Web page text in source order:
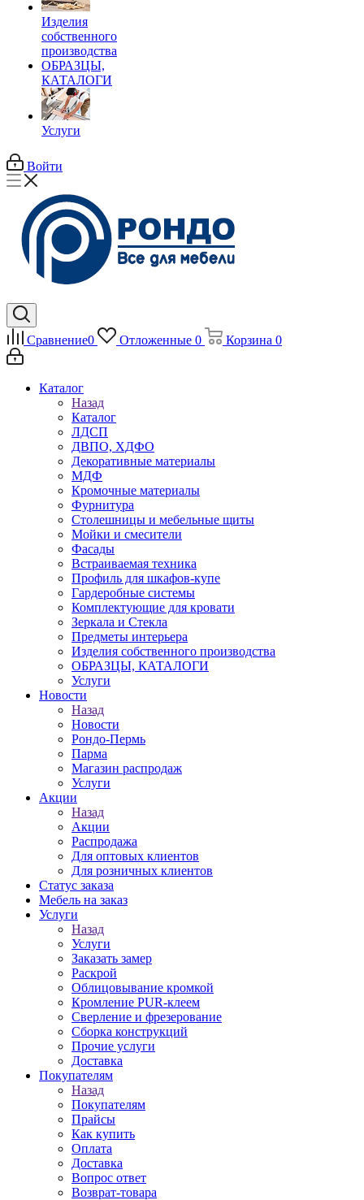
Изделия
собственного
производства
ОБРАЗЦЫ,
КАТАЛОГИ
Услуги
Войти
Сравнение0 Отложенные 0 Корзина 0
Каталог
Назад
Каталог
ЛДСП
ДВПО, ХДФО
Декоративные материалы
МДФ
Кромочные материалы
Фурнитура
Столешницы и мебельные щиты
Мойки и смесители
Фасады
Встраиваемая техника
Профиль для шкафов-купе
Гардеробные системы
Комплектующие для кровати
Зеркала и Стекла
Предметы интерьера
Изделия собственного производства
ОБРАЗЦЫ, КАТАЛОГИ
Услуги
Новости
Назад
Новости
Рондо-Пермь
Парма
Магазин распродаж
Услуги
Акции
Назад
Акции
Распродажа
Для оптовых клиентов
Для розничных клиентов
Статус заказа
Мебель на заказ
Услуги
Назад
Услуги
Заказать замер
Раскрой
Облицовывание кромкой
Кромление PUR-клеем
Сверление и фрезерование
Сборка конструкций
Прочие услуги
Доставка
Покупателям
Назад
Покупателям
Прайсы
Как купить
Оплата
Доставка
Вопрос ответ
Возврат-товара